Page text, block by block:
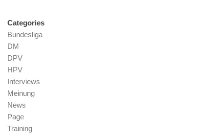
Categories
Bundesliga
DM
DPV
HPV
Interviews
Meinung
News
Page
Training